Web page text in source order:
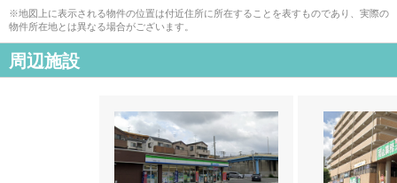
※地図上に表示される物件の位置は付近住所に所在することを表すものであり、実際の
物件所在地とは異なる場合がございます。
周辺施設